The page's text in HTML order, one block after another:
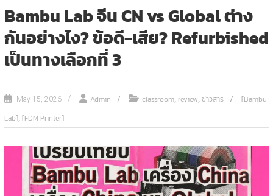
Bambu Lab จีน CN vs Global ต่าง
กันอย่างไง? ข้อดี-เสีย? Refurbished
เป็นทางเลือกที่ 3
May 15, 2026 Admin classroom, review,ข่าวสาร
[Bambu
Lab],[FDM Printer]